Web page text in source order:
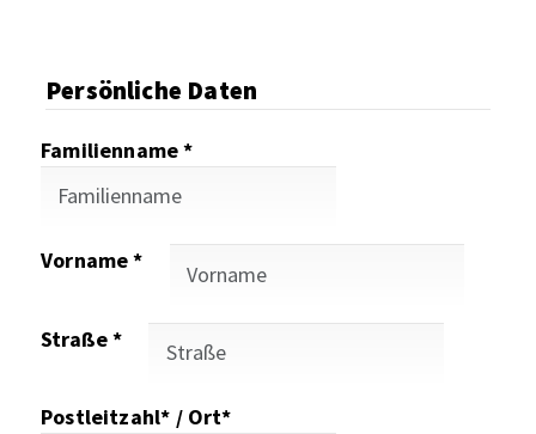
Persönliche Daten
Familienname *
Vorname *
Straße *
Postleitzahl* / Ort*